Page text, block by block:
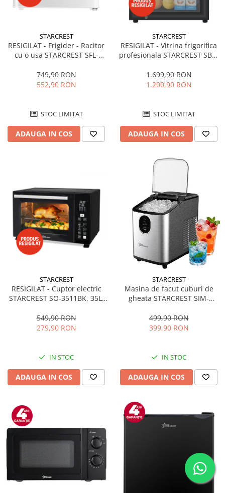
STARCREST
RESIGILAT - Frigider - Racitor
cu o usa STARCREST SFL-
92L, Iluminare interioara,H 83
cm, Alb
749,90 RON
552,90 RON
STOC LIMITAT
ADAUGA IN COS
STARCREST
RESIGILAT - Vitrina frigorifica
profesionala STARCREST SBC-
reglabil, Iluminare LED, H 104
cm, Negru
1.699,90 RON
1.200,90 RON
STOC LIMITAT
ADAUGA IN COS
STARCREST
RESIGILAT - Cuptor electric
STARCREST SO-3511BK, 35L,
Programe predefinite,
Interfata digitala, Negru
549,90 RON
279,90 RON
IN STOC
ADAUGA IN COS
STARCREST
Masina de facut cuburi de
gheata STARCREST SIM-
12Kg/24h, Cos gheata
detasabil, Rezervor apa 0.8 l,
499,90 RON
399,90 RON
IN STOC
ADAUGA IN COS